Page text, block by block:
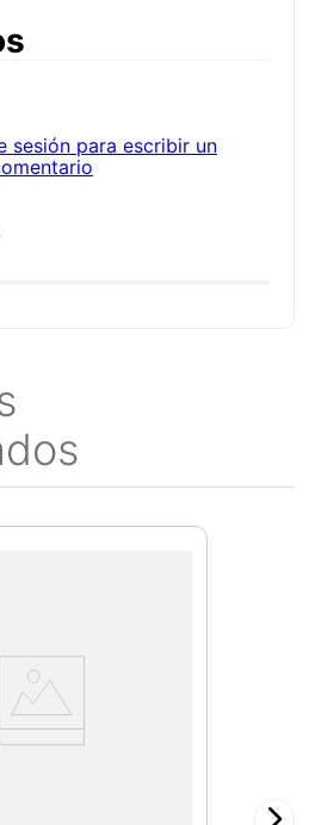
sesión para escribir un